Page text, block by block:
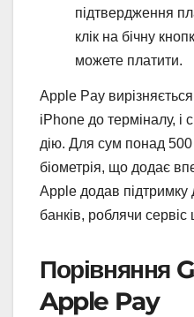
підтвердження
клік на бічну
можете платити.
Apple Pay
iPhone до терміналу, і
дію. Для сум понад
біометрія, що додає
Apple додав підтримку
банків, роблячи
Порівняння
Apple Pay